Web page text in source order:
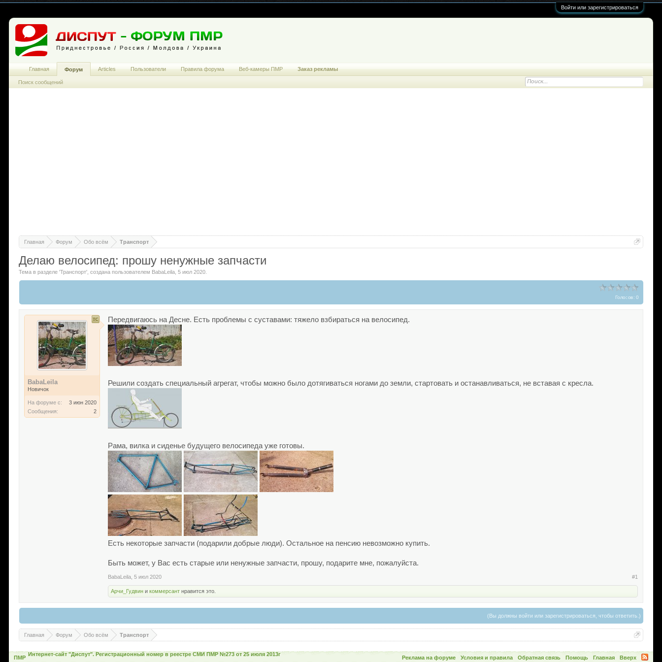
Войти или зарегистрироваться
Главная Форум Обо всём Транспорт
Делаю велосипед: прошу ненужные запчасти
Тема в разделе 'Транспорт' , создана пользователем BabaLeila ,5 июл 2020
Голосов: 0
BabaLeila
Новичок
На форуме с:
3 июн 2020
Сообщения:
2
Передвигаюсь на Десне. Есть проблемы с суставами: тяжело взбираться на велосипед.
Решили создать специальный агрегат, чтобы можно было дотягиваться ногами до земли, стартовать и останавливаться, не вставая с кресла.
Рама, вилка и сиденье будущего велосипеда уже готовы.
Есть некоторые запчасти (подарили добрые люди). Остальное на пенсию невозможно купить.
Быть может, у Вас есть старые или ненужные запчасти, прошу, подарите мне, пожалуйста.
BabaLeila 5 июл 2020 #1
Арчи_Гудвин икоммерсант нравится это.
(Вы должны войти или зарегистрироваться, чтобы ответить.)
Главная Форум Обо всём Транспорт
Главная Форум
Поиск сообщений
Articles Пользователи Правила форума Веб-камеры ПМР Заказ рекламы
ПМР
Интернет-сайт "Диспут". Регистрационный номер в реестре СМИ ПМР №273 от 25 июля 2013г
Реклама на форуме Условия и правила Обратная связь Помощь Главная Вверх